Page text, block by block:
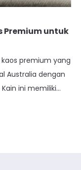
Premium untuk
premium yang
Australia dengan
ini memiliki
Indonesia.